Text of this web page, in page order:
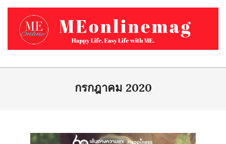
Skip
content
Primary
กรกฎาคม 2020